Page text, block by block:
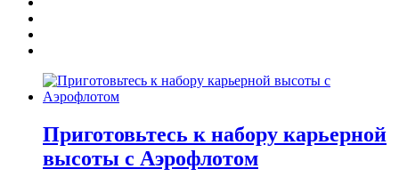
Приготовьтесь к набору карьерной
высоты с Аэрофлотом